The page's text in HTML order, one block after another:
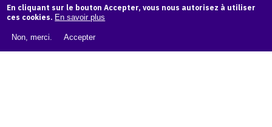
COPIER LA CITATION
Demande d'information
En cliquant sur le bouton Accepter, vous nous autorisez à utiliser
ces cookies. En savoir plus
Non, merci. Accepter